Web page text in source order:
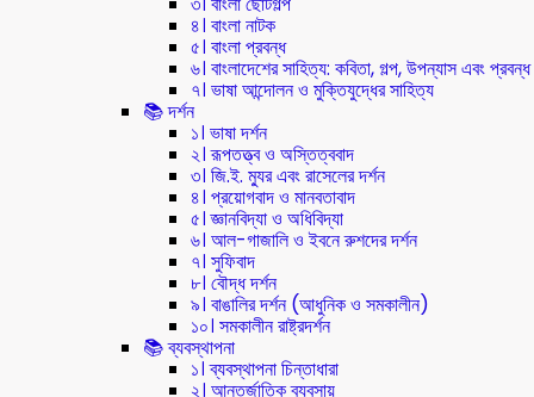
৪। বাংলা নাটক
৫। বাংলা প্রবন্ধ
৬। বাংলাদেশের সাহিত্য: কবিতা, গল্প, উপন্যাস এবং প্রবন্ধ
৭। ভাষা আন্দোলন ও মুক্তিযুদ্ধের সাহিত্য
📚 দর্শন
১। ভাষা দর্শন
২। রূপতত্ত্ব ও অস্তিত্ববাদ
৩। জি.ই. ম্যুর এবং রাসেলের দর্শন
৪। প্রয়োগবাদ ও মানবতাবাদ
৫। জ্ঞানবিদ্যা ও অধিবিদ্যা
৬। আল-গাজালি ও ইবনে রুশদের দর্শন
৭। সুফিবাদ
৮। বৌদ্ধ দর্শন
৯। বাঙালির দর্শন (আধুনিক ও সমকালীন)
১০। সমকালীন রাষ্ট্রদর্শন
📚 ব্যবস্থাপনা
১। ব্যবস্থাপনা চিন্তাধারা
২। আন্তর্জাতিক ব্যবসায়